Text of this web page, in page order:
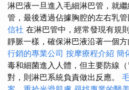
淋巴液一旦進入毛細淋巴管，就
管，最後透過佔據胸腔的左右乳管
信社 在淋巴管中，經常發現有規
靜脈一樣，確保淋巴液沿著一個方
行銷的專業公司 按摩療程介紹 簡
毒和細菌進入人體，但主要防線
對，則淋巴系統負責做出反應。